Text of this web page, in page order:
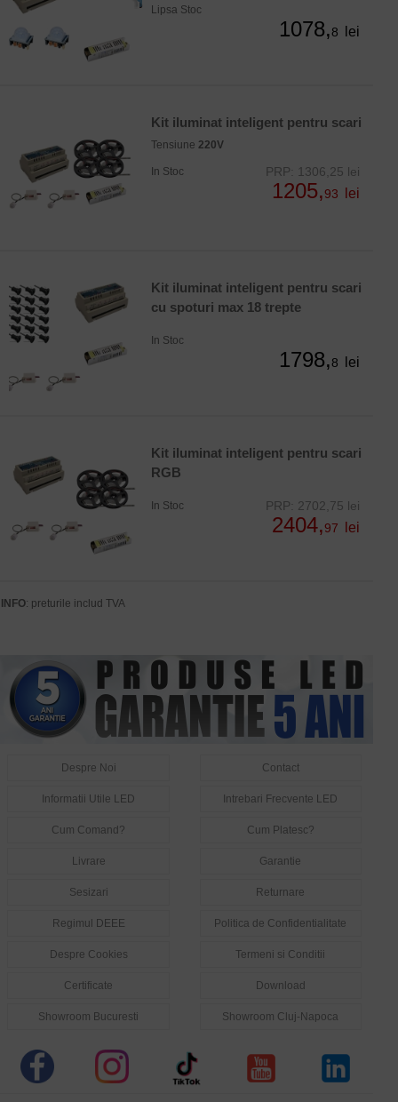
Lipsa Stoc
1078,8 lei
Kit iluminat inteligent pentru scari
Tensiune 220V
In Stoc PRP: 1306,25 lei
1205,93 lei
Kit iluminat inteligent pentru scari
cu spoturi max 18 trepte
In Stoc
1798,8 lei
Kit iluminat inteligent pentru scari
RGB
In Stoc PRP: 2702,75 lei
2404,97 lei
INFO: preturile includ TVA
Despre Noi Contact
Informatii Utile LED Intrebari Frecvente LED
Cum Comand? Cum Platesc?
Livrare Garantie
Sesizari Returnare
Regimul DEEE Politica de Confidentialitate
Despre Cookies Termeni si Conditii
Certificate Download
Showroom Bucuresti Showroom Cluj-Napoca